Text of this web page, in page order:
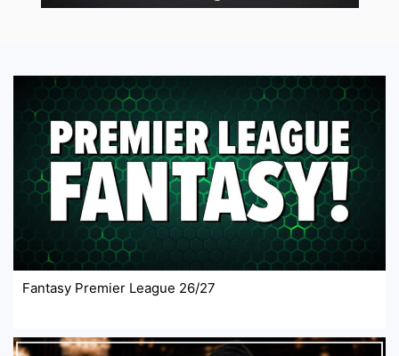
Fantasy Premier League 26/27